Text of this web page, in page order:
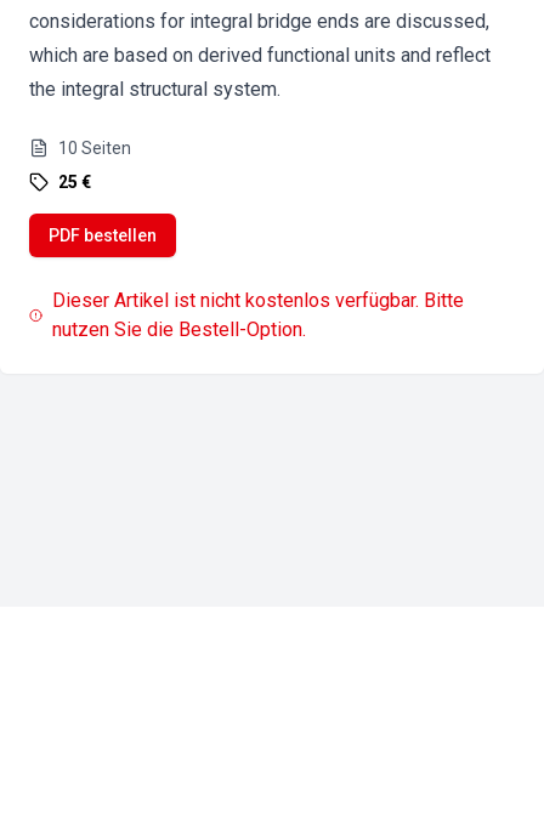
considerations for integral bridge ends are discussed,
which are based on derived functional units and reflect
the integral structural system.
10 Seiten
25 €
PDF bestellen
Dieser Artikel ist nicht kostenlos verfügbar. Bitte
nutzen Sie die Bestell-Option.